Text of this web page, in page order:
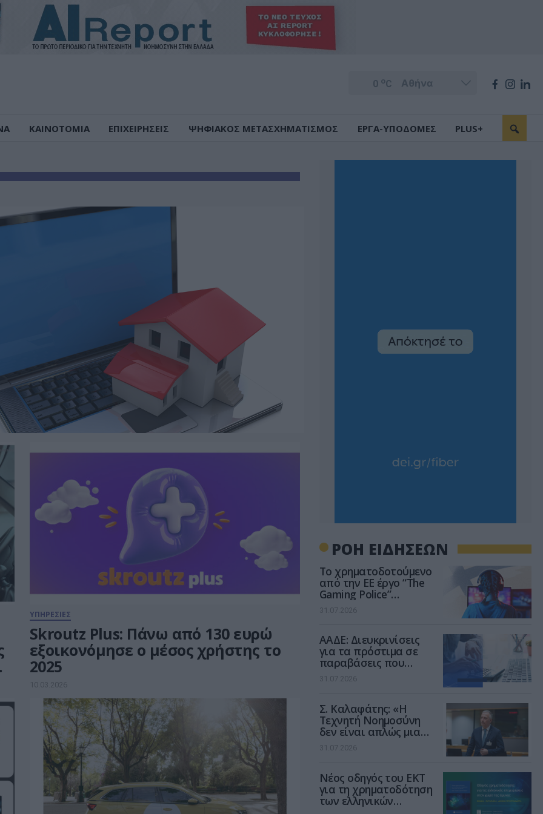
0 oC
ΚΑΙΝΟΤΟΜΙΑ ΕΠΙΧΕΙΡΗΣΕΙΣ ΨΗΦΙΑΚΟΣ ΜΕΤΑΣΧΗΜΑΤΙΣΜΟΣ ΕΡΓΑ-ΥΠΟΔΟΜΕΣ PLUS+
ΥΠΗΡΕΣΙΕΣ
Skroutz Plus: Πάνω από 130 ευρώ
εξοικονόμησε ο μέσος χρήστης το
2025
10.03.2026
ΡΟΗ ΕΙΔΗΣΕΩΝ
Το χρηματοδοτούμενο
από την ΕΕ έργο “The
Gaming Police”
ενισχύει την ασφάλεια
των παιδιών στο
31.07.2026
ΑΑΔΕ: Διευκρινίσεις
για τα πρόστιμα σε
παραβάσεις που
αφορούν τους ΦΗΜ
31.07.2026
Σ. Καλαφάτης: «Η
Τεχνητή Νοημοσύνη
δεν είναι απλώς μια
νέα τεχνολογία, είναι
μια νέα βιομηχανική
31.07.2026
Νέος οδηγός του ΕΚΤ
για τη χρηματοδότηση
των ελληνικών